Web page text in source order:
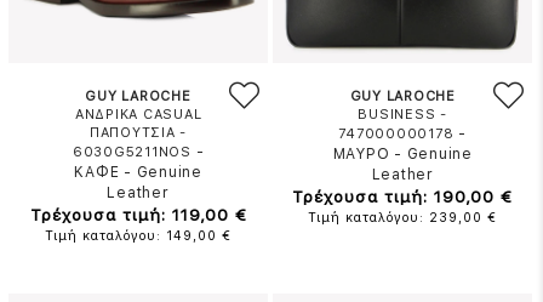
GUY LAROCHE
ΑΝΔΡΙΚΑ CASUAL
ΠΑΠΟΥΤΣΙΑ -
6030G5211NOS -
ΚΑΦΕ - Genuine
Leather
Τρέχουσα τιμή: 119,00 €
Τιμή καταλόγου: 149,00 €
GUY LAROCHE
BUSINESS -
747000000178 -
ΜΑΥΡΟ - Genuine
Leather
Τρέχουσα τιμή: 190,00 €
Τιμή καταλόγου: 239,00 €